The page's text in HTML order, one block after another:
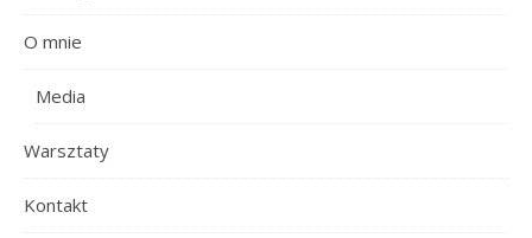
O mnie
Media
Warsztaty
Kontakt